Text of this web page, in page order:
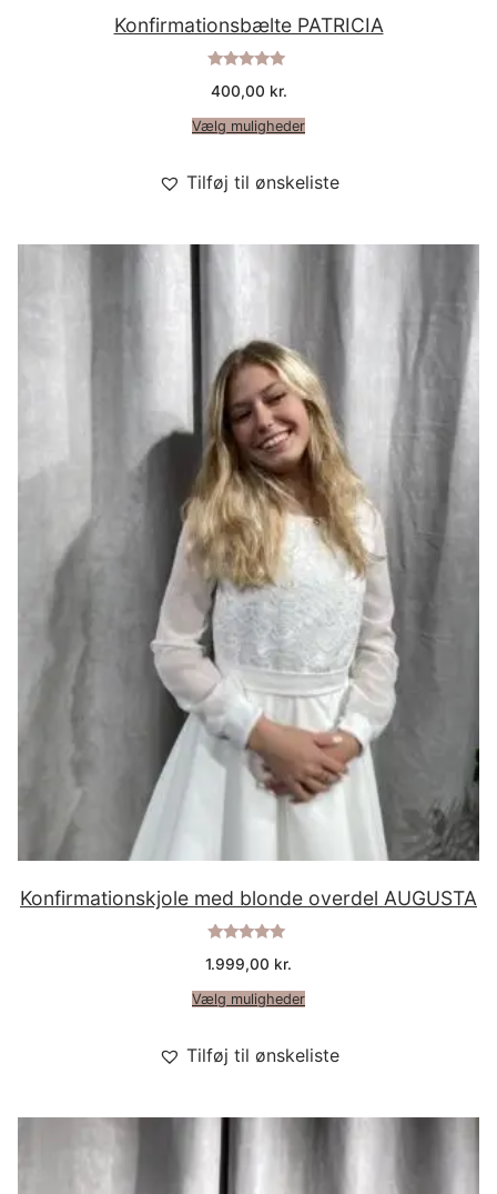
Konfirmationsbælte PATRICIA
5.00
400,00 kr.
Vælg muligheder
Tilføj til ønskeliste
Konfirmationskjole med blonde overdel AUGUSTA
5.00
1.999,00 kr.
Vælg muligheder
Tilføj til ønskeliste